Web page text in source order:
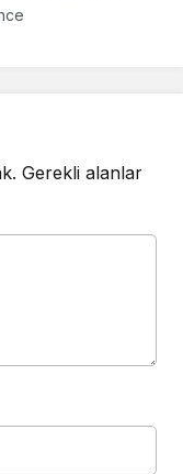
Gerekli alanlar